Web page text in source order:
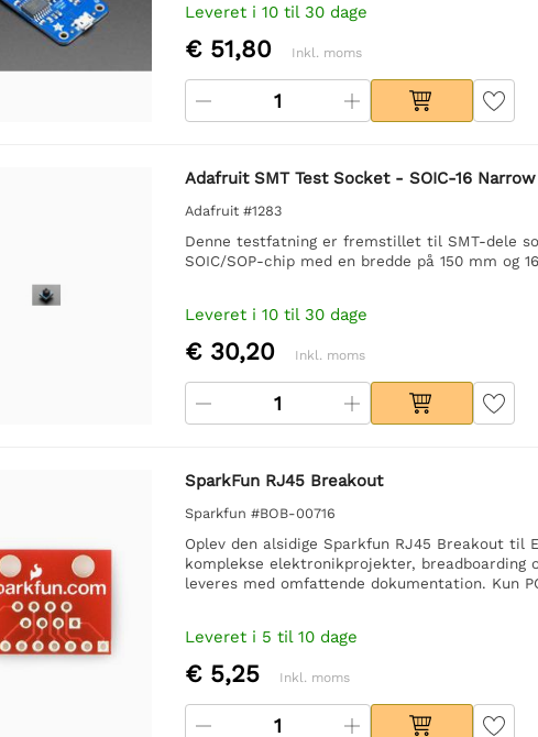
Leveret i 10 til 30 dage
€ 51,80 Inkl. moms
Adafruit SMT Test Socket - SOIC-16
Adafruit #1283
Denne testfatning er fremstillet til SMT-dele
SOIC/SOP-chip med en bredde på 150 mm og
Leveret i 10 til 30 dage
€ 30,20 Inkl. moms
SparkFun RJ45 Breakout
Sparkfun #BOB-00716
Oplev den alsidige Sparkfun RJ45 Breakout
komplekse elektronikprojekter, breadboarding
leveres med omfattende dokumentation. Kun
Leveret i 5 til 10 dage
€ 5,25 Inkl. moms